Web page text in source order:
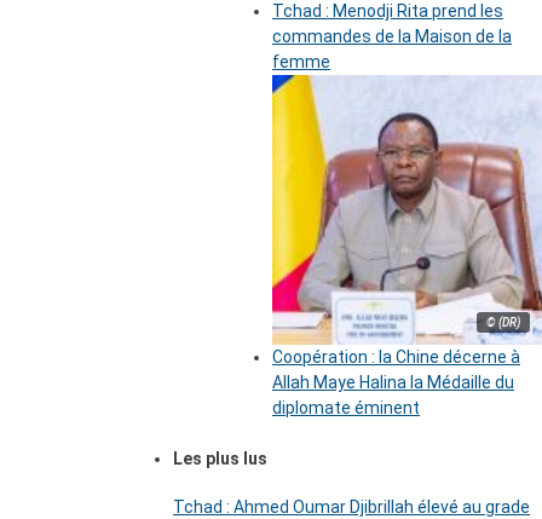
Tchad : Menodji Rita prend les
commandes de la Maison de la
femme
© (DR)
Coopération : la Chine décerne à
Allah Maye Halina la Médaille du
diplomate éminent
Les plus lus
Tchad : Ahmed Oumar Djibrillah élevé au grade